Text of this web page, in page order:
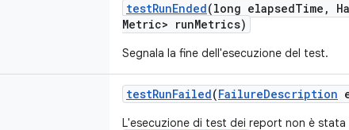
testRunEnded(long elapsedTime ,
Metric> runMetrics)
Segnala la fine dell'esecuzione del test.
testRunFailed(FailureDescription
L'esecuzione di test dei report non è